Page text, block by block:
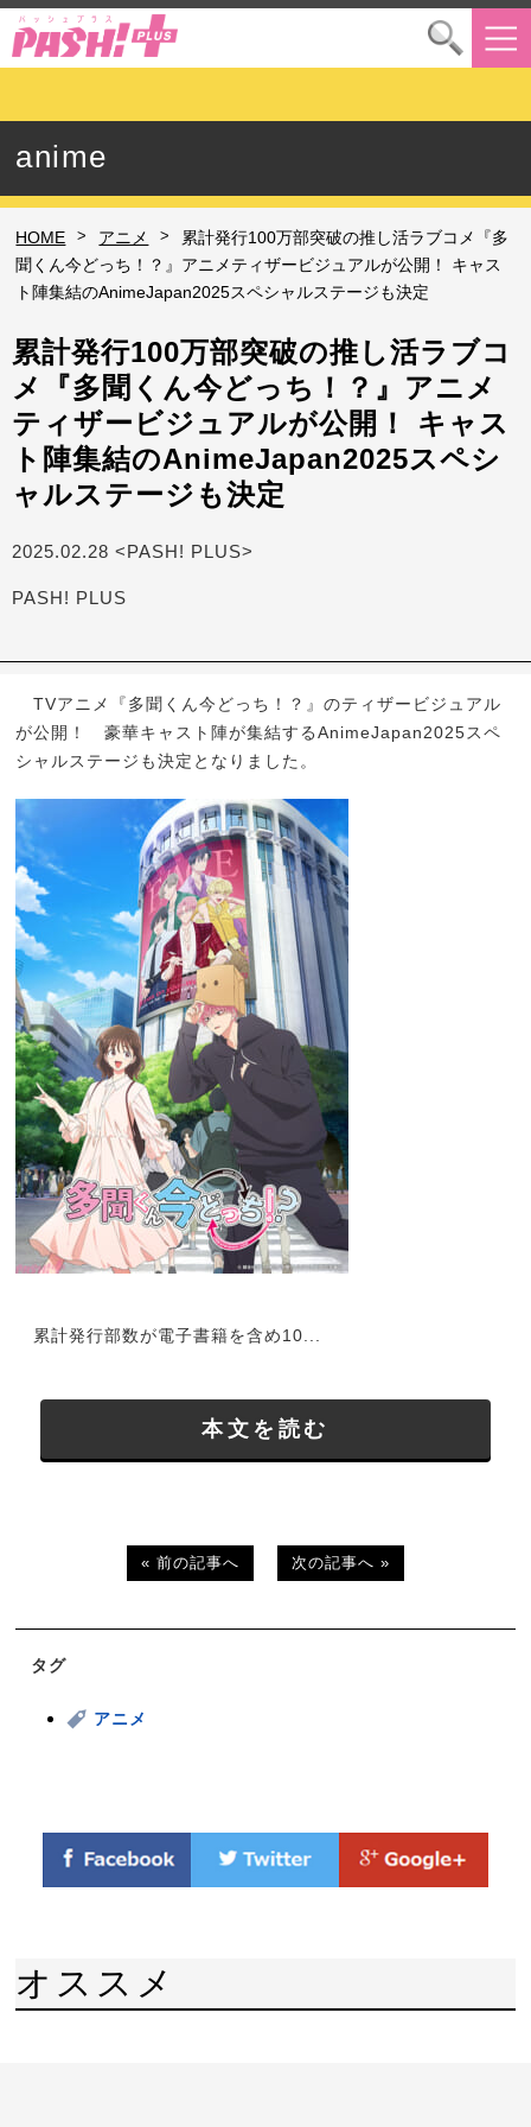
anime
HOME > アニメ >
累計発行100万部突破の推し活ラブコメ『多
聞くん今どっち！？』アニメティザービジュアルが公開！ キャス
ト陣集結のAnimeJapan2025スペシャルステージも決定
累計発行100万部突破の推し活ラブコ
メ『多聞くん今どっち！？』アニメ
ティザービジュアルが公開！ キャス
ト陣集結のAnimeJapan2025スペシ
ャルステージも決定
2025.02.28 <PASH! PLUS>
PASH! PLUS
TVアニメ『多聞くん今どっち！？』のティザービジュアル
が公開！ 豪華キャスト陣が集結するAnimeJapan2025スペ
シャルステージも決定となりました。
累計発行部数が電子書籍を含め10...
本文を読む
« 前の記事へ 次の記事へ »
タグ
アニメ
オススメ